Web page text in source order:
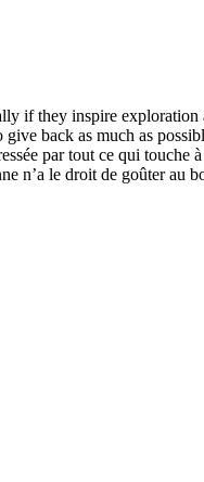
if they inspire
back as much as
par tout ce qui touche
n’a le droit de goûter au